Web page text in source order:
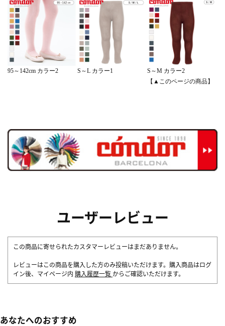
95～142cm カラー2 S～L カラー1
S～M カラー2
【▲このページの商品】
ユーザーレビュー
この商品に寄せられたカスタマーレビューはまだありません。
レビューはこの商品を購入した方のみ投稿いただけます。購入商品はログ
イン後、マイページ内 購入履歴一覧 からご確認いただけます。
あなたへのおすすめ